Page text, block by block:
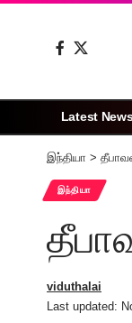
Latest
இந்தியா >
இந்தியா
Last updated:
viduthalai